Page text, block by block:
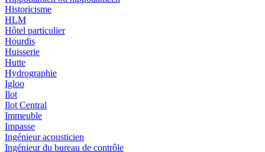
Historicisme
HLM
Hôtel particulier
Hourdis
Huisserie
Hutte
Hydrographie
Igloo
Ilot
Ilot Central
Immeuble
Impasse
Ingénieur acousticien
Ingénieur du bureau de contrôle